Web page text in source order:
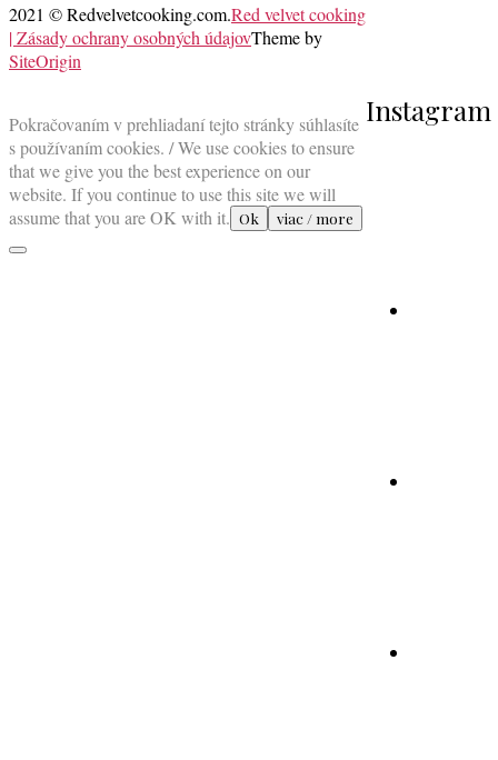
Instagram
2021 © Redvelvetcooking.com.Red velvet cooking
| Zásady ochrany osobných údajovTheme by
SiteOrigin
top
Pokračovaním v prehliadaní tejto stránky súhlasíte
s používaním cookies. / We use cookies to ensure
that we give you the best experience on our
website. If you continue to use this site we will
assume that you are OK with it. Ok viac / more